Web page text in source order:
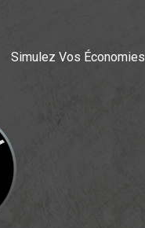
Simulez Vos Économies